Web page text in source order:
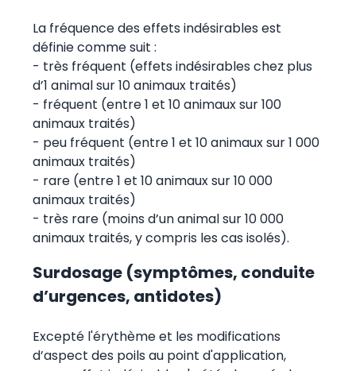
La fréquence des effets indésirables est
définie comme suit :
- très fréquent (effets indésirables chez plus
d’1 animal sur 10 animaux traités)
- fréquent (entre 1 et 10 animaux sur 100
animaux traités)
- peu fréquent (entre 1 et 10 animaux sur 1 000
animaux traités)
- rare (entre 1 et 10 animaux sur 10 000
animaux traités)
- très rare (moins d’un animal sur 10 000
animaux traités, y compris les cas isolés).
Surdosage (symptômes, conduite
d’urgences, antidotes)
Excepté l'érythème et les modifications
d’aspect des poils au point d'application,